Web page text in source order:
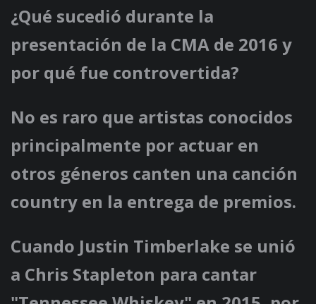
¿Qué sucedió durante la
presentación de la CMA de 2016 y
por qué fue controvertida?
No es raro que artistas conocidos
principalmente por actuar en
otros géneros canten una canción
country en la entrega de premios.
Cuando Justin Timberlake se unió
a Chris Stapleton para cantar